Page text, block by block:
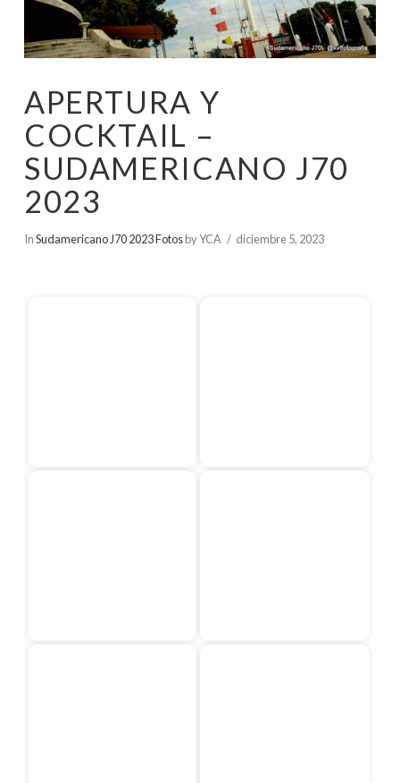
APERTURA Y
COCKTAIL –
SUDAMERICANO J70
2023
InSudamericano J70 2023 Fotosby YCA diciembre 5, 2023